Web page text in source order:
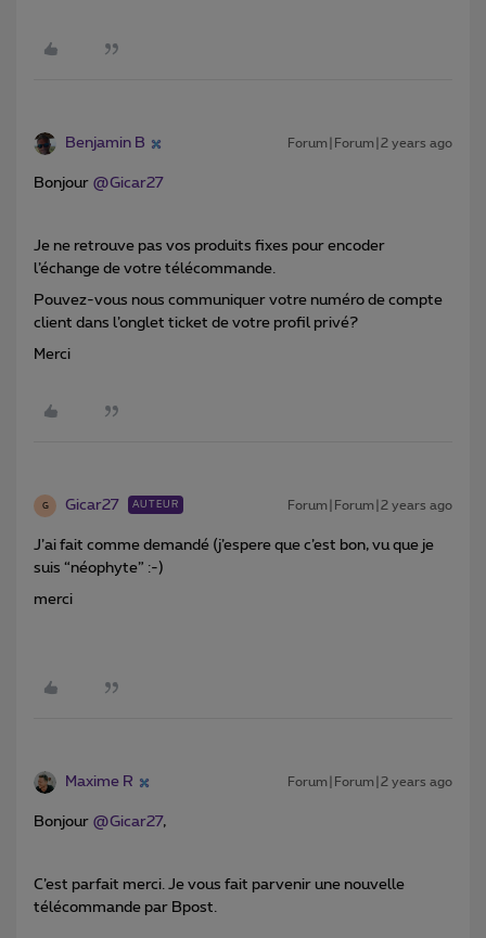
Benjamin B Forum|Forum|2 years ago
Bonjour @Gicar27
Je ne retrouve pas vos produits fixes pour encoder
l’échange de votre télécommande.
Pouvez-vous nous communiquer votre numéro de compte
client dans l’onglet ticket de votre profil privé?
Merci
G Gicar27 AUTEUR Forum|Forum|2 years ago
J’ai fait comme demandé (j’espere que c’est bon, vu que je
suis “néophyte” :-)
merci
Maxime R Forum|Forum|2 years ago
Bonjour @Gicar27,
C’est parfait merci. Je vous fait parvenir une nouvelle
télécommande par Bpost.